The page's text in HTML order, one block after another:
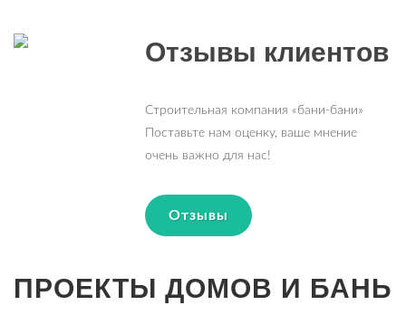
Отзывы клиентов
Строительная компания «бани-бани»
Поставьте нам оценку, ваше мнение
очень важно для нас!
Отзывы
ПРОЕКТЫ ДОМОВ И БАНЬ